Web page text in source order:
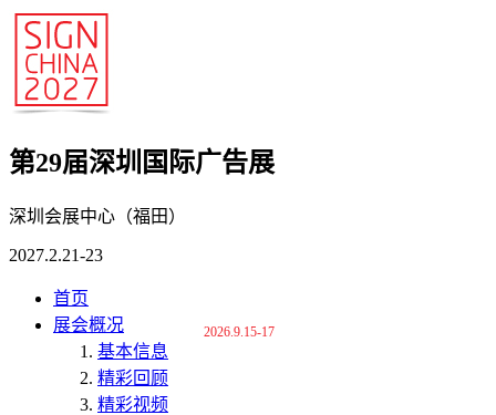
第29届深圳国际广告展
深圳会展中心（福田）
2027.2.21-23
首页
展会概况
基本信息
精彩回顾
精彩视频
2026.9.15-17